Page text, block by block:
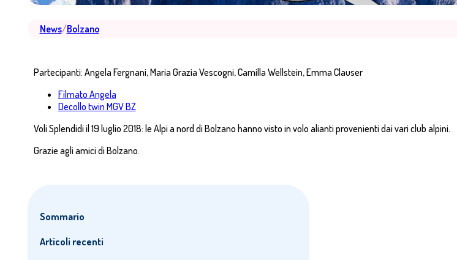
News/Bolzano
Partecipanti: Angela Fergnani, Maria Grazia Vescogni, Camilla Wellstein, Emma Clauser
Filmato Angela
Decollo twin MGV BZ
Voli Splendidi il 19 luglio 2018: le Alpi a nord di Bolzano hanno visto in volo alianti provenienti dai vari club alpini.
Grazie agli amici di Bolzano.
Sommario
Articoli recenti